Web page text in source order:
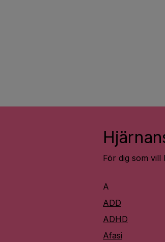
För dig som vill
A
ADD
ADHD
Afasi